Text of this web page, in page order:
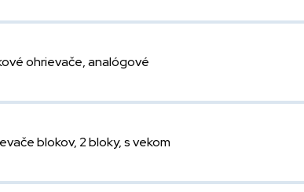
ohrievače, analógové
blokov, 2 bloky, s vekom